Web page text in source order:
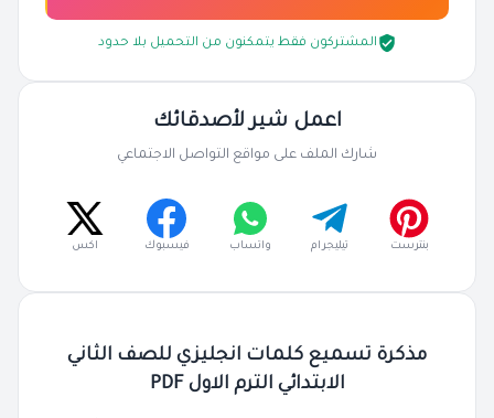
مذكرة تسميع كلمات انجليزي للصف الثاني
الابتدائي الترم الاول PDF
المشتركون فقط يتمكنون من التحميل بلا حدود
اعمل شير لأصدقائك
شارك الملف على مواقع التواصل الاجتماعي
بنترست تيليجرام واتساب فيسبوك اكس